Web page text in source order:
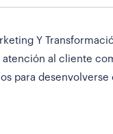
Y
al cliente
para